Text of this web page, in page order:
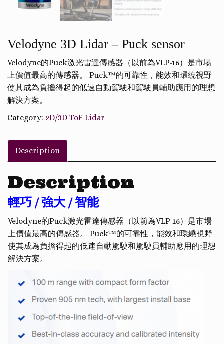
Velodyne 3D Lidar – Puck sensor
Velodyne的Puck激光雷達傳感器（以前為VLP-16）是市場
上價值最高的傳感器。 Puck™的可靠性，能效和環繞視野
使其成為負擔得起的低速自動駕駛和駕駛員輔助應用的理想
解決方案。
Category: 2D/3D ToF Lidar
Description
Description
輕巧 / 強大 / 智能
Velodyne的Puck激光雷達傳感器（以前為VLP-16）是市場
上價值最高的傳感器。 Puck™的可靠性，能效和環繞視野
使其成為負擔得起的低速自動駕駛和駕駛員輔助應用的理想
解決方案。